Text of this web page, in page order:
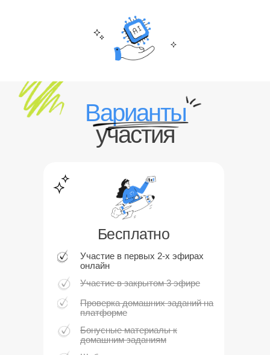
Варианты
участия
Участие в первых 2-х эфирах
онлайн
Проверка домашних заданий на
платформе
Участие в закрытом 3 эфире
Бонусные материалы к
домашним заданиям
Бесплатно